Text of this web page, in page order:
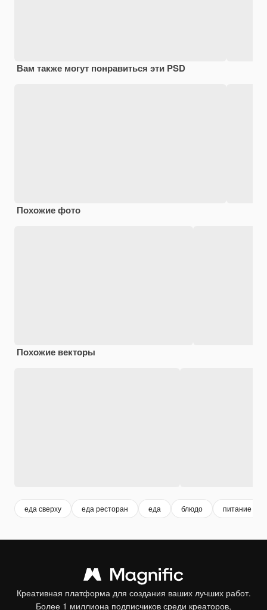
Вам также могут понравиться эти PSD
Похожие фото
Похожие векторы
еда сверху еда ресторан еда блюдо питание
Креативная платформа для создания ваших лучших работ.
Более 1 миллиона подписчиков среди креаторов,